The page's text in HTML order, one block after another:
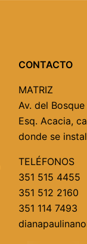
CONTACTO
MATRIZ
Av. del
Esq. Acacia,
donde se
TELÉFONOS
351 515 4455
351 512 2160
351 114 7493